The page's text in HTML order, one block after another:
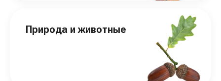
Природа и животные